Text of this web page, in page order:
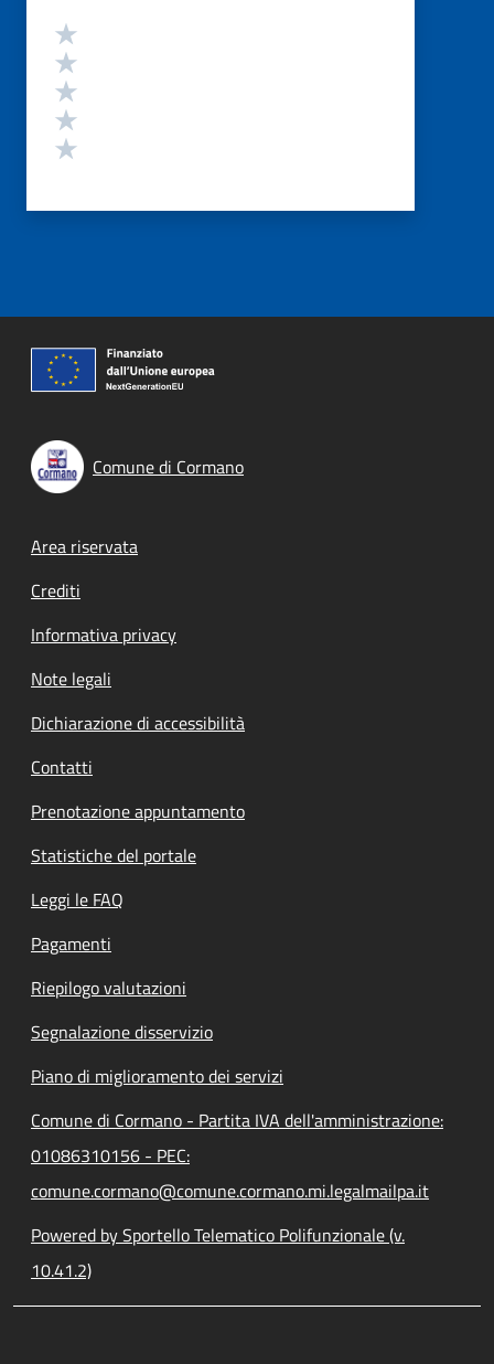
Valutazione
Comune di Cormano
Footer menu
Area riservata
Crediti
Informativa privacy
Note legali
Dichiarazione di accessibilità
Contatti
Prenotazione appuntamento
Statistiche del portale
Leggi le FAQ
Pagamenti
Riepilogo valutazioni
Segnalazione disservizio
Piano di miglioramento dei servizi
Comune di Cormano - Partita IVA dell'amministrazione:
01086310156 - PEC:
comune.cormano@comune.cormano.mi.legalmailpa.it
Powered by Sportello Telematico Polifunzionale (v.
10.41.2)